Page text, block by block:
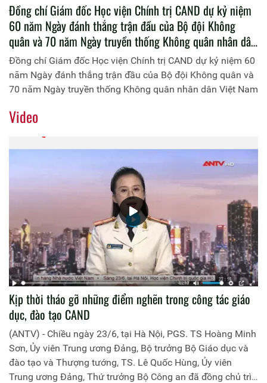
Đồng chí Giám đốc Học viện Chính trị CAND dự kỷ niệm
60 năm Ngày đánh thắng trận đầu của Bộ đội Không
quân và 70 năm Ngày truyền thống Không quân nhân dân
Việt Nam
Đồng chí Giám đốc Học viện Chính trị CAND dự kỷ niệm 60
năm Ngày đánh thắng trận đầu của Bộ đội Không quân và
70 năm Ngày truyền thống Không quân nhân dân Việt Nam
Video
Kịp thời tháo gỡ những điểm nghẽn trong công tác giáo
dục, đào tạo CAND
(ANTV) - Chiều ngày 23/6, tại Hà Nội, PGS. TS Hoàng Minh
Sơn, Ủy viên Trung ương Đảng, Bộ trưởng Bộ Giáo dục và
đào tạo và Thượng tướng, TS. Lê Quốc Hùng, Ủy viên
Trung ương Đảng, Thứ trưởng Bộ Công an đã đồng chủ trì